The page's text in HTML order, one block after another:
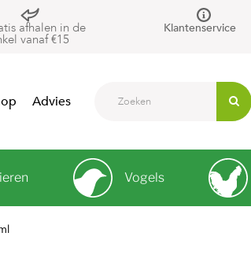
afhalen in de
vanaf €15
Klantenservice
Advies
Vogels